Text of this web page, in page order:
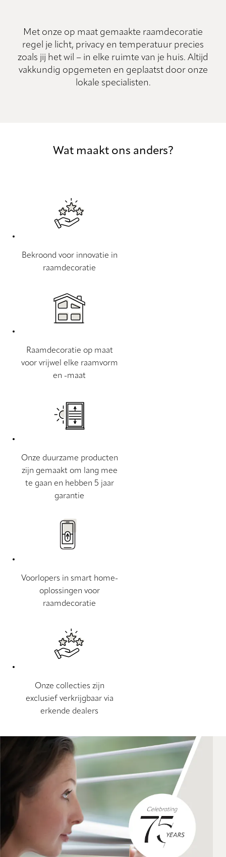
Met onze op maat gemaakte raamdecoratie
regel je licht, privacy en temperatuur precies
zoals jij het wil – in elke ruimte van je huis. Altijd
vakkundig opgemeten en geplaatst door onze
lokale specialisten.
Wat maakt ons anders?
Bekroond voor innovatie in
raamdecoratie
Raamdecoratie op maat
voor vrijwel elke raamvorm
en -maat
Onze duurzame producten
zijn gemaakt om lang mee
te gaan en hebben 5 jaar
garantie
Voorlopers in smart home-
oplossingen voor
raamdecoratie
Onze collecties zijn
exclusief verkrijgbaar via
erkende dealers